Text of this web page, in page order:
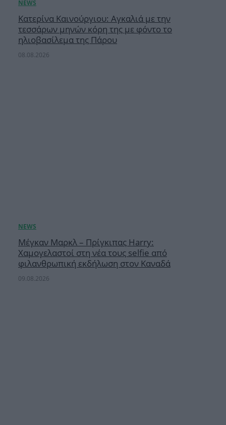
Κατερίνα Καινούργιου: Αγκαλιά με την
τεσσάρων μηνών κόρη της με φόντο το
ηλιοβασίλεμα της Πάρου
08.08.2026
Μέγκαν Μαρκλ – Πρίγκιπας Harry:
Χαμογελαστοί στη νέα τους selfie από
φιλανθρωπική εκδήλωση στον Καναδά
09.08.2026